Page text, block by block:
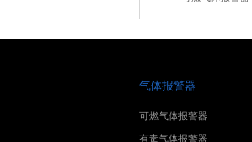
气体报警器
可燃气体报警器
有毒气体报警器